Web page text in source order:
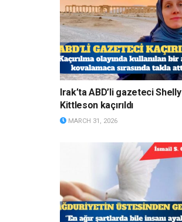
Irak’ta ABD’li gazeteci Shelly
Kittleson kaçırıldı
MARCH 31, 2026